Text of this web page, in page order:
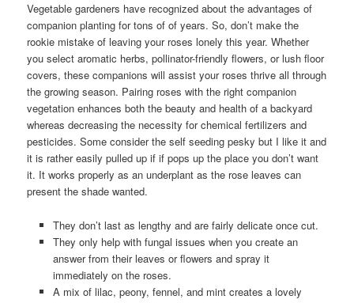
Vegetable gardeners have recognized about the advantages of
companion planting for tons of of years. So, don’t make the
rookie mistake of leaving your roses lonely this year. Whether
you select aromatic herbs, pollinator-friendly flowers, or lush floor
covers, these companions will assist your roses thrive all through
the growing season. Pairing roses with the right companion
vegetation enhances both the beauty and health of a backyard
whereas decreasing the necessity for chemical fertilizers and
pesticides. Some consider the self seeding pesky but I like it and
it is rather easily pulled up if if pops up the place you don’t want
it. It works properly as an underplant as the rose leaves can
present the shade wanted.
They don’t last as lengthy and are fairly delicate once cut.
They only help with fungal issues when you create an
answer from their leaves or flowers and spray it
immediately on the roses.
A mix of lilac, peony, fennel, and mint creates a lovely